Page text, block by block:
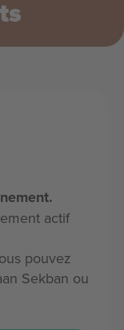
actif
pouvez
Sekban ou